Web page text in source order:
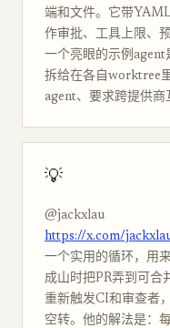
端和文件。它带
作审批、工具上限、
一个亮眼的示例
拆给在各自worktree
agent、要求跨提供商
💡
@jackxlau
https://x.com/
一个实用的循环，用
成山时把PR弄到可合
重新触发CI和审查者
空转。他的解法是：